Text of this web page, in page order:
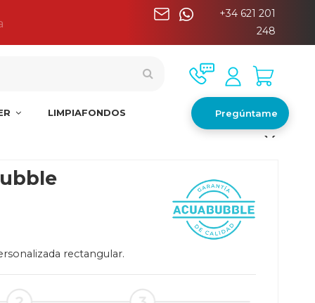
+34 621 201
248
LIMPIAFONDOS Pregúntame
rectangular.